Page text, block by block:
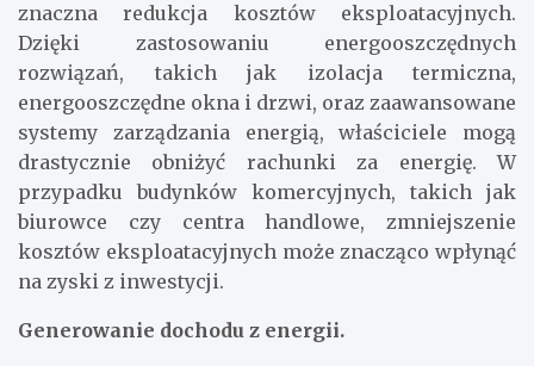
znaczna redukcja kosztów eksploatacyjnych.
Dzięki zastosowaniu energooszczędnych
rozwiązań, takich jak izolacja termiczna,
energooszczędne okna i drzwi, oraz zaawansowane
systemy zarządzania energią, właściciele mogą
drastycznie obniżyć rachunki za energię. W
przypadku budynków komercyjnych, takich jak
biurowce czy centra handlowe, zmniejszenie
kosztów eksploatacyjnych może znacząco wpłynąć
na zyski z inwestycji.
Generowanie dochodu z energii.